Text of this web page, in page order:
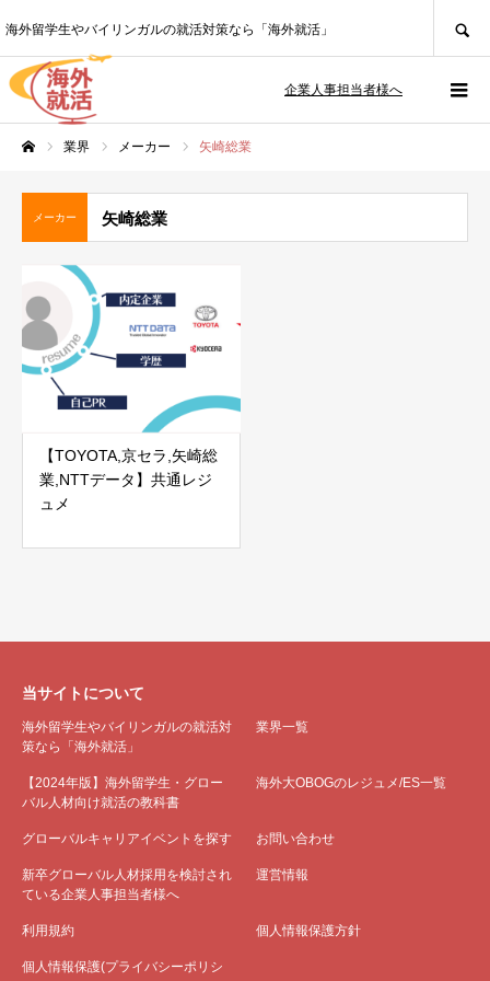
海外留学生やバイリンガルの就活対策なら「海外就活」
企業人事担当者様へ
業界 メーカー 矢崎総業
メーカー 矢崎総業
【TOYOTA,京セラ,矢崎総
業,NTTデータ】共通レジ
ュメ
当サイトについて
海外留学生やバイリンガルの就活対
策なら「海外就活」
業界一覧
【2024年版】海外留学生・グロー
バル人材向け就活の教科書
海外大OBOGのレジュメ/ES一覧
グローバルキャリアイベントを探す お問い合わせ
新卒グローバル人材採用を検討され
ている企業人事担当者様へ
運営情報
利用規約 個人情報保護方針
個人情報保護(プライバシーポリシ